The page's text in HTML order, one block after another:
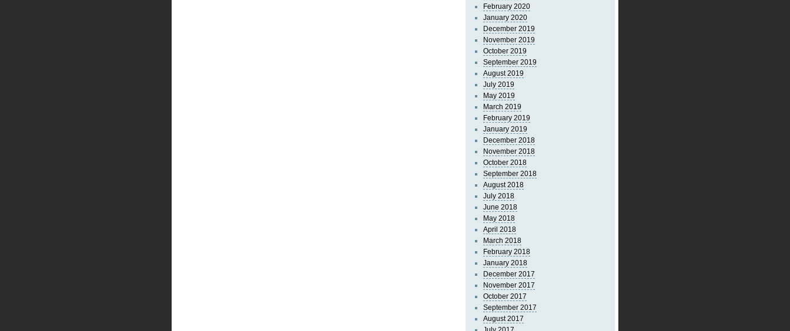
February 2020
January 2020
December 2019
November 2019
October 2019
September 2019
August 2019
July 2019
May 2019
March 2019
February 2019
January 2019
December 2018
November 2018
October 2018
September 2018
August 2018
July 2018
June 2018
May 2018
April 2018
March 2018
February 2018
January 2018
December 2017
November 2017
October 2017
September 2017
August 2017